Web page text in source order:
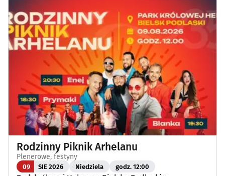
Rodzinny Piknik Arhelanu
Plenerowe, festyny
09 SIE 2026 Niedziela godz. 12:00